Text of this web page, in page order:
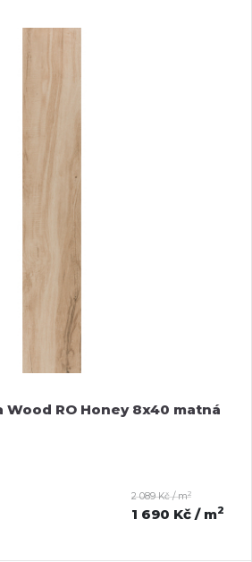
Wood RO Honey 8x40 matná
2 089 Kč / m2
1 690 Kč / m2